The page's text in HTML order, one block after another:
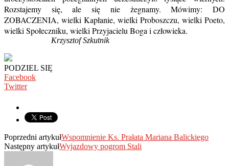
Rozstajemy się, ale się nie żegnamy. Mówimy: DO
ZOBACZENIA, wielki Kapłanie, wielki Proboszczu, wielki Poeto,
wielki Społeczniku, wielki Przyjacielu Boga i człowieka.
Krzysztof Szkutnik
PODZIEL SIĘ
Facebook
Twitter
Poprzedni artykułWspomnienie Ks. Prałata Mariana Balickiego
Następny artykułWyjazdowy pogrom Stali